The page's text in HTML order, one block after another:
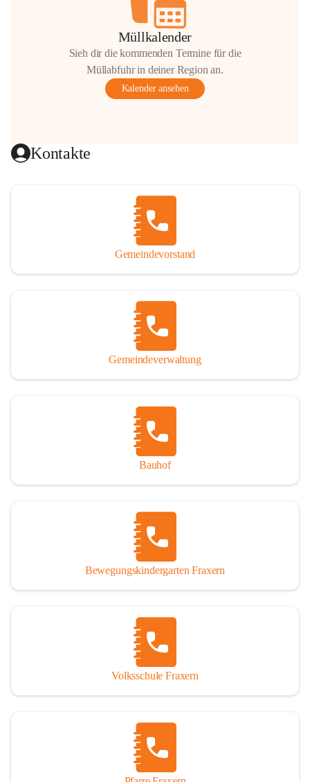
Müllkalender
Sieh dir die kommenden Termine für die
Müllabfuhr in deiner Region an.
Kalender ansehen
Kontakte
Gemeindevorstand
Gemeindeverwaltung
Bauhof
Bewegungskindergarten Fraxern
Volksschule Fraxern